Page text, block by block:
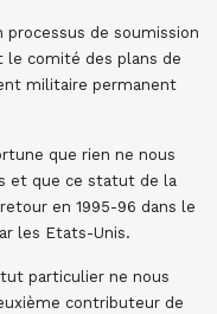
processus de soumission
comité des plans de
militaire permanent
que rien ne nous
et que ce statut de la
en 1995-96 dans le
les Etats-Unis.
particulier ne nous
contributeur de